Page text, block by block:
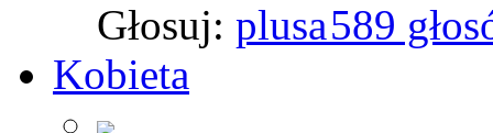
Głosuj:
589
Kobieta